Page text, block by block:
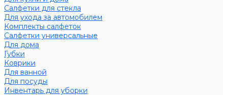
Салфетки для стекла
Для ухода за автомобилем
Комплекты салфеток
Салфетки универсальные
Для дома
Губки
Коврики
Для ванной
Для посуды
Инвентарь для уборки